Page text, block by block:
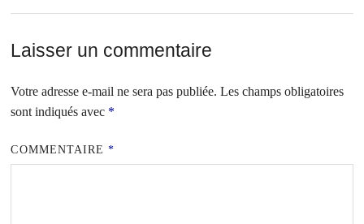
Laisser un commentaire
Votre adresse e-mail ne sera pas publiée. Les champs obligatoires
sont indiqués avec *
COMMENTAIRE*